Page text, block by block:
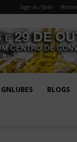
Sign in / Join Home
GNLUBES BLOGS